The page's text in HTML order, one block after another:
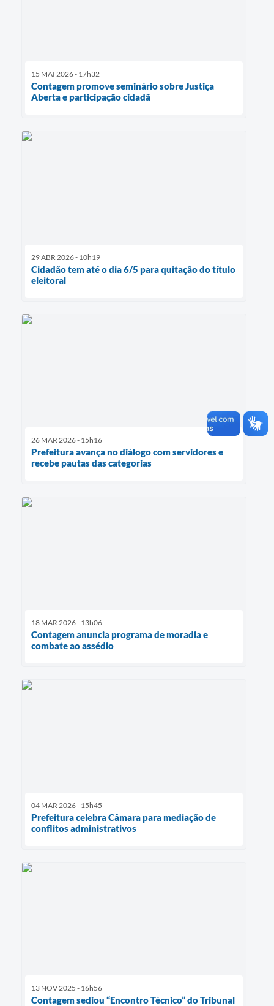
15 MAI 2026 - 17h32
Contagem promove seminário sobre Justiça
Aberta e participação cidadã
29 ABR 2026 - 10h19
Cidadão tem até o dia 6/5 para quitação do título
eleitoral
26 MAR 2026 - 15h16
Prefeitura avança no diálogo com servidores e
recebe pautas das categorias
18 MAR 2026 - 13h06
Contagem anuncia programa de moradia e
combate ao assédio
04 MAR 2026 - 15h45
Prefeitura celebra Câmara para mediação de
conflitos administrativos
13 NOV 2025 - 16h56
Contagem sediou “Encontro Técnico” do Tribunal